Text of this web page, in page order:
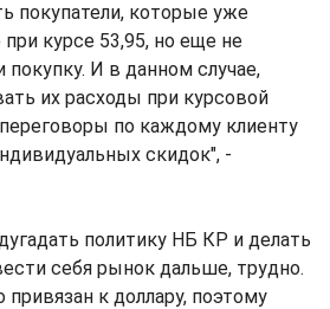
покупатели, которые уже
курсе 53,95, но еще не
покупку. И в данном случае,
их расходы при курсовой
по каждому клиенту
скидок", -
политику НБ КР и делать
себя рынок дальше, трудно.
к доллару, поэтому